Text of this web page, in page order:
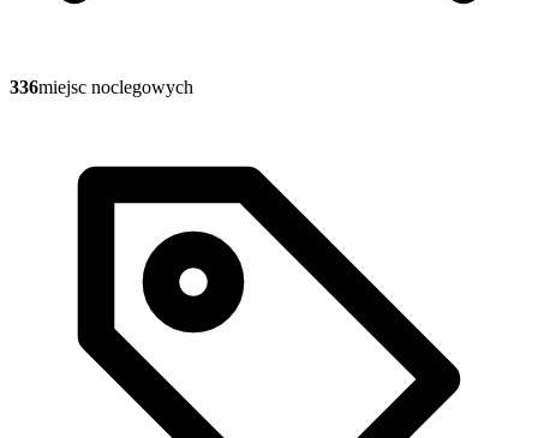
336miejsc noclegowych